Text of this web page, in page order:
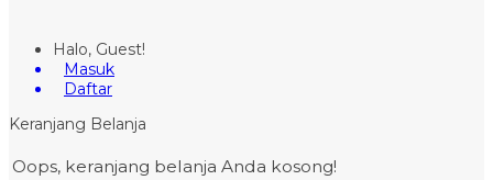
Halo, Guest!
Masuk
Daftar
Keranjang Belanja
Oops, keranjang belanja Anda kosong!